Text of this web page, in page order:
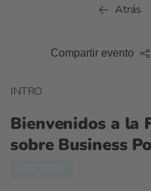
Atrás
Compartir evento
INTRO
Bienvenidos a la
sobre Business